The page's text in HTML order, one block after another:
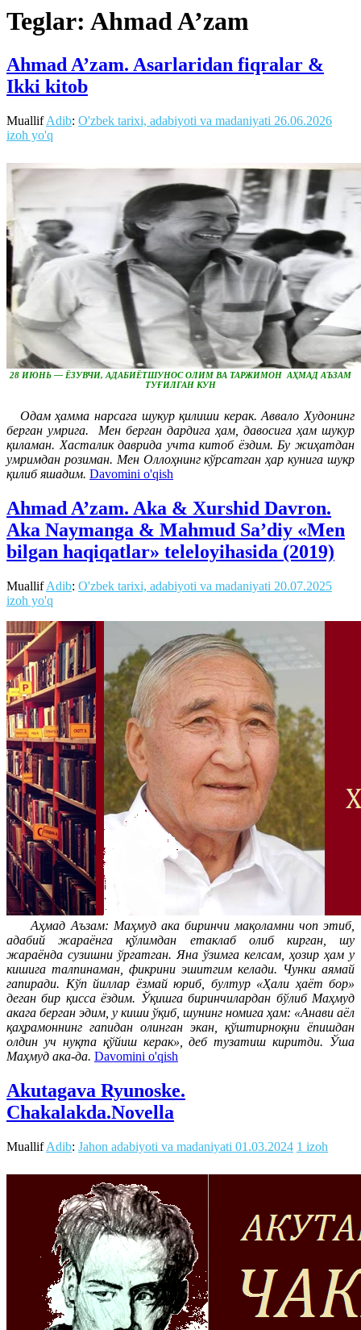
Teglar: Ahmad A’zam
Ahmad A’zam. Asarlaridan fiqralar &
Ikki kitob
MuallifAdib: O'zbek tarixi, adabiyoti va madaniyati 26.06.2026
izoh yo'q
28 ИЮНЬ — ЁЗУВЧИ, АДАБИЁТШУНОС ОЛИМ ВА ТАРЖИМОН АҲМАД АЪЗАМ
ТУҒИЛГАН КУН
Одам ҳамма нарсага шукур қилиши керак. Аввало Худонинг
берган умрига. Мен берган дардига ҳам, давосига ҳам шукур
қиламан. Хасталик даврида учта китоб ёздим. Бу жиҳатдан
умримдан розиман. Мен Оллоҳнинг кўрсатган ҳар кунига шукр
қилиб яшадим. Davomini o'qish
Ahmad A’zam. Aka & Xurshid Davron.
Aka Naymanga & Mahmud Sa’diy «Men
bilgan haqiqatlar» teleloyihasida (2019)
MuallifAdib: O'zbek tarixi, adabiyoti va madaniyati 20.07.2025
izoh yo'q
Аҳмад Аъзам: Маҳмуд ака биринчи мақоламни чоп этиб,
адабий жараёнга қўлимдан етаклаб олиб кирган, шу
жараёнда сузишни ўргатган. Яна ўзимга келсам, ҳозир ҳам у
кишига талпинаман, фикрини эшитгим келади. Чунки аямай
гапиради. Кўп йиллар ёзмай юриб, бултур «Ҳали ҳаёт бор»
деган бир қисса ёздим. Ўқишга биринчилардан бўлиб Маҳмуд
акага берган эдим, у киши ўқиб, шунинг номига ҳам: «Анави аёл
қаҳрамоннинг гапидан олинган экан, қўштирноқни ёпишдан
олдин уч нуқта қўйиш керак», деб тузатиш киритди. Ўша
Маҳмуд ака-да. Davomini o'qish
Akutagava Ryunoske.
Chakalakda.Novella
MuallifAdib: Jahon adabiyoti va madaniyati 01.03.2024 1 izoh